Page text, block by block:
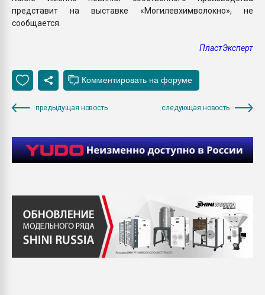
представит на выставке «Могилевхимволокно», не
сообщается.
ПластЭксперт
предыдущая новость следующая новость